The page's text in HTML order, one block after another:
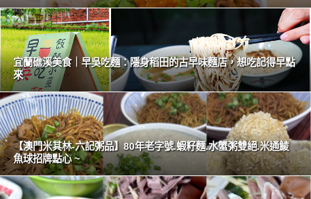
宜蘭礁溪美食｜早吳吃麵：隱身稻田的古早味麵店，想吃記得早點
來
【澳門米其林-六記粥品】80年老字號.蝦籽麵.水蟹粥雙絕.米通鯪
魚球招牌點心 ~